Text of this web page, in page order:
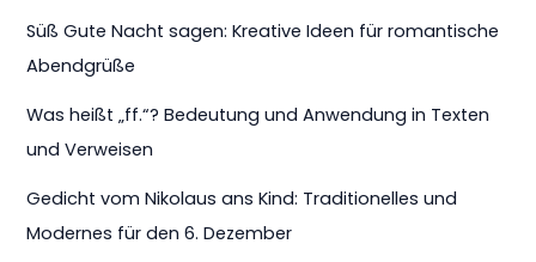
Süß Gute Nacht sagen: Kreative Ideen für romantische
Abendgrüße
Was heißt „ff.“? Bedeutung und Anwendung in Texten
und Verweisen
Gedicht vom Nikolaus ans Kind: Traditionelles und
Modernes für den 6. Dezember